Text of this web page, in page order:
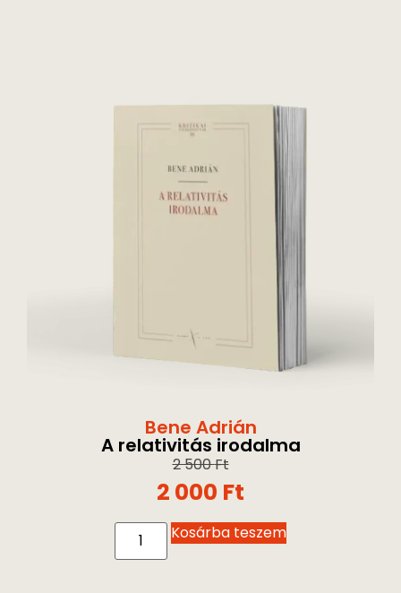
Bene Adrián
A relativitás irodalma
2 500 Ft
2 000 Ft
Kosárba teszem